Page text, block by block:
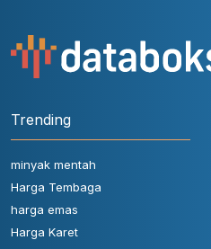
Trending
minyak mentah
Harga Tembaga
harga emas
Harga Karet